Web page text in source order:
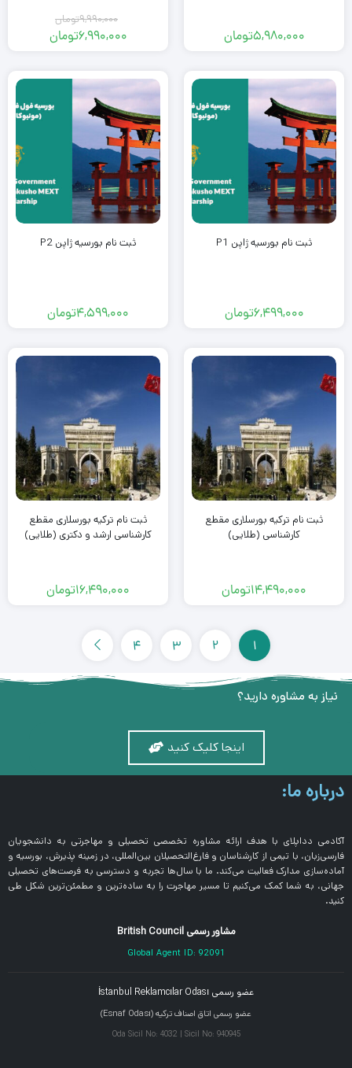
5,980,000تومان
9,990,000تومان
6,990,000تومان
ثبت نام بورسیه ژاپن​ P1
6,499,000تومان
ثبت نام بورسیه ژاپن​ P2
4,599,000تومان
ثبت نام ترکیه بورسلاری مقطع
کارشناسی (طلایی)
14,490,000تومان
ثبت نام ترکیه بورسلاری مقطع
کارشناسی ارشد و دکتری (طلایی)
16,490,000تومان
1
2
3
4
نیاز به مشاوره دارید؟
اینجا کلیک کنید
درباره ما:
آکادمی دداپلای با هدف ارائه مشاوره تخصصی تحصیلی و مهاجرتی به دانشجویان
فارسی‌زبان، با تیمی از کارشناسان و فارغ‌التحصیلان بین‌المللی، در زمینه پذیرش، بورسیه و
آماده‌سازی مدارک فعالیت می‌کند. ما با سال‌ها تجربه و دسترسی به فرصت‌های تحصیلی
جهانی، به شما کمک می‌کنیم تا مسیر مهاجرت را به ساده‌ترین و مطمئن‌ترین شکل طی
کنید.
مشاور رسمی British Council
Global Agent ID: 92091
عضو رسمی İstanbul Reklamcılar Odası
عضو رسمی اتاق اصناف ترکیه (Esnaf Odası)
Oda Sicil No: 4032 | Sicil No: 940945